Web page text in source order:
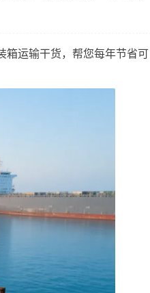
箱运输干货，帮您每年节省可